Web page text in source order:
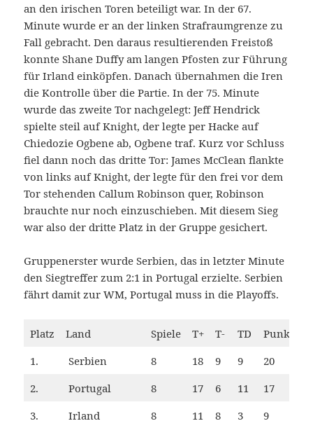
an den irischen Toren beteiligt war. In der 67.
Minute wurde er an der linken Strafraumgrenze zu
Fall gebracht. Den daraus resultierenden Freistoß
konnte Shane Duffy am langen Pfosten zur Führung
für Irland einköpfen. Danach übernahmen die Iren
die Kontrolle über die Partie. In der 75. Minute
wurde das zweite Tor nachgelegt: Jeff Hendrick
spielte steil auf Knight, der legte per Hacke auf
Chiedozie Ogbene ab, Ogbene traf. Kurz vor Schluss
fiel dann noch das dritte Tor: James McClean flankte
von links auf Knight, der legte für den frei vor dem
Tor stehenden Callum Robinson quer, Robinson
brauchte nur noch einzuschieben. Mit diesem Sieg
war also der dritte Platz in der Gruppe gesichert.
Gruppenerster wurde Serbien, das in letzter Minute
den Siegtreffer zum 2:1 in Portugal erzielte. Serbien
fährt damit zur WM, Portugal muss in die Playoffs.
Platz Land Spiele T+ T- TD
Punkte
1.
Serbien 8 18 9 9
20
2.
Portugal 8 17 6 11
17
3.
Irland 8 11 8 3 9